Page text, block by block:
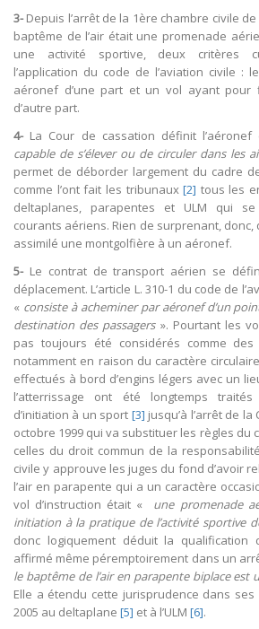
3-Depuis l’arrêt de la 1ère chambre civile
baptême de l’air était une promenade
une activité sportive, deux critères
l’application du code de l’aviation civile :
aéronef d’une part et un vol ayant pour
d’autre part.
4-La Cour de cassation définit l’aéronef
capable de s’élever ou de circuler dans les
permet de déborder largement du cadre
comme l’ont fait les tribunaux[2] tous les
deltaplanes, parapentes et ULM qui
courants aériens. Rien de surprenant, donc,
assimilé une montgolfière à un aéronef.
5-Le contrat de transport aérien se
déplacement. L’article L. 310-1 du code de
« consiste à acheminer par aéronef d’un
destination des passagers». Pourtant les
pas toujours été considérés comme
notamment en raison du caractère
effectués à bord d’engins légers avec un
l’atterrissage ont été longtemps
d’initiation à un sport [3] jusqu’à l’arrêt de
octobre 1999 qui va substituer les règles du
celles du droit commun de la
civile y approuve les juges du fond d’avoir
l’air en parapente qui a un caractère
vol d’instruction était «
une promenade
initiation à la pratique de l’activité sportive
donc logiquement déduit la
affirmé même péremptoirement dans un
le baptême de l’air en parapente biplace est
Elle a étendu cette jurisprudence dans
2005 au deltaplane [5] et à l’ULM [6].